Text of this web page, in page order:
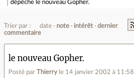
dépêche le nouveau Gopher.
Trier par : date note intérêt
dernier
commentaire
le nouveau Gopher.
Posté par Thierry le 14 janvier 2002 à 11:58